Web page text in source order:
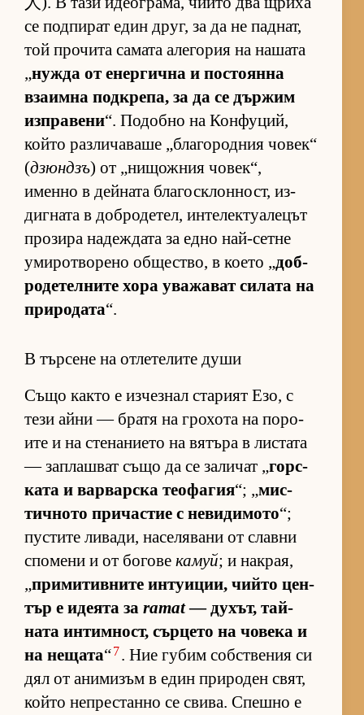
се под­пи­рат един друг, за да не пад­нат,
той про­чита са­мата але­го­рия на на­шата
„нужда от енер­гична и пос­то­янна
вза­имна под­к­ре­па, за да се дър­жим
из­п­ра­вени“. По­добно на Кон­фу­ций,
който раз­ли­ча­ваше „бла­го­род­ния чо­век“
(дзюндзъ) от „ни­щож­ния чо­век“,
именно в дей­ната бла­гос­к­лон­ност, из­
диг­ната в доб­ро­де­тел, ин­те­лек­ту­а­ле­цът
про­зира на­деж­дата за едно най-сетне
уми­рот­во­рено об­щес­т­во, в ко­ето „доб­
ро­де­тел­ните хора ува­жа­ват си­лата на
при­ро­дата“.
В търсене на отлетелите души
Също както е из­чез­нал ста­рият Езо, с
тези айни — братя на гро­хота на по­ро­
ите и на сте­на­ни­ето на вя­търа в лис­тата
— зап­лаш­ват също да се за­ли­чат „гор­с­
ката и вар­вар­ска те­о­фа­гия“; „мис­
тич­ното при­час­тие с не­ви­ди­мото“;
пус­тите ли­ва­ди, на­се­ля­вани от славни
спо­мени и от бо­гове камуй; и нак­рая,
„при­ми­тив­ните ин­ту­и­ции, чийто цен­
тър е иде­ята за ramat— ду­хът, тай­
ната ин­тим­ност, сър­цето на чо­века и
на не­щата“7. Ние гу­бим соб­с­т­ве­ния си
дял от ани­ми­зъм в един при­ро­ден свят,
който неп­рес­танно се сви­ва. Спешно е